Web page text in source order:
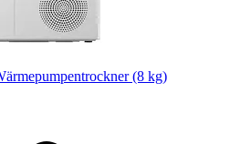
(8 kg)